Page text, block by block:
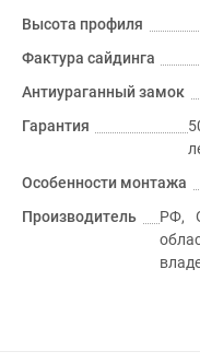
Высота профиля
Фактура сайдинга
Антиураганный замок
Гарантия
Особенности монтажа
Производитель
РФ,